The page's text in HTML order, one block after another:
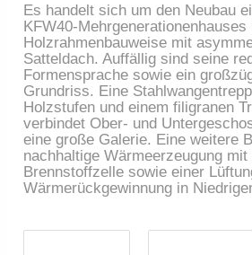
Es handelt sich um den Neubau
KFW40-Mehrgenerationenhauses
Holzrahmenbauweise mit
Satteldach. Auffällig sind seine
Formensprache sowie ein
Grundriss. Eine
Holzstufen und einem filigranen
verbindet Ober- und
eine große Galerie. Eine weitere
nachhaltige Wärmeerzeugung mit
Brennstoffzelle sowie einer
Wärmerückgewinnung in